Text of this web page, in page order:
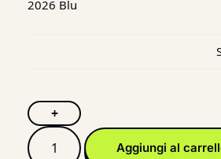
2026 Blu
+
Aggiungi al